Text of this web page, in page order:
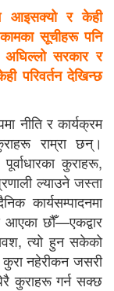
आइसक्यो र केही
सूचीहरू पनि
अघिल्लो सरकार र
परिवर्तन देखिन्छ
नीति र कार्यक्रम
राम्रा छन्।
कुराहरू,
ल्याउने जस्ता
कार्यसम्पादनमा
आएका छौँ—एकद्वार
त्यो हुन सकेको
नहेरीकन जसरी
कुराहरू गर्न सक्छ